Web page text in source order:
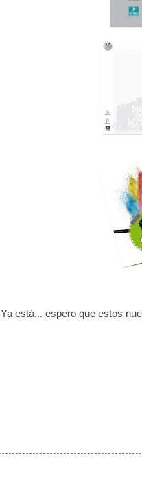
Ya está... espero que estos